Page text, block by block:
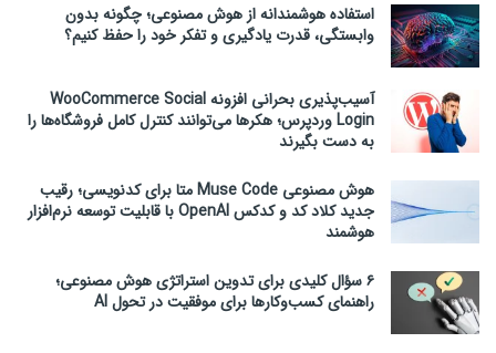
استفاده هوشمندانه از هوش مصنوعی؛ چگونه بدون
وابستگی، قدرت یادگیری و تفکر خود را حفظ کنیم؟
آسیب‌پذیری بحرانی افزونه WooCommerce Social
Login وردپرس؛ هکرها می‌توانند کنترل کامل فروشگاه‌ها را
به دست بگیرند
هوش مصنوعی Muse Code متا برای کدنویسی؛ رقیب
جدید کلاد کد و کدکس OpenAI با قابلیت توسعه نرم‌افزار
هوشمند
۶ سؤال کلیدی برای تدوین استراتژی هوش مصنوعی؛
راهنمای کسب‌وکارها برای موفقیت در تحول AI